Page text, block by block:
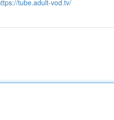
tube.adult-vod.tv/